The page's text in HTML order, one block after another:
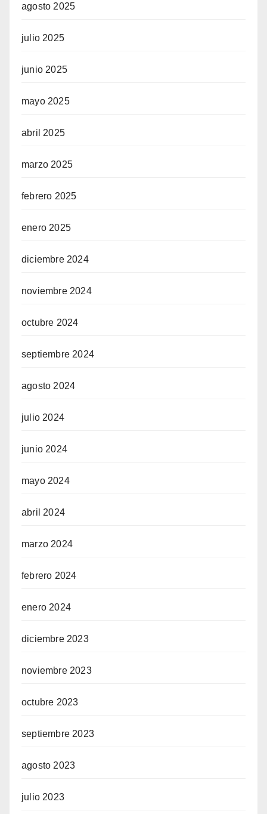
agosto 2025
julio 2025
junio 2025
mayo 2025
abril 2025
marzo 2025
febrero 2025
enero 2025
diciembre 2024
noviembre 2024
octubre 2024
septiembre 2024
agosto 2024
julio 2024
junio 2024
mayo 2024
abril 2024
marzo 2024
febrero 2024
enero 2024
diciembre 2023
noviembre 2023
octubre 2023
septiembre 2023
agosto 2023
julio 2023